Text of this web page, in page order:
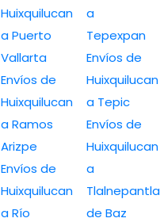
Huixquilucan
a Puerto
Vallarta
Envíos de
Huixquilucan
a Ramos
Arizpe
Envíos de
Huixquilucan
a Río
a
Tepexpan
Envíos de
Huixquilucan
a Tepic
Envíos de
Huixquilucan
a
Tlalnepantla
de Baz